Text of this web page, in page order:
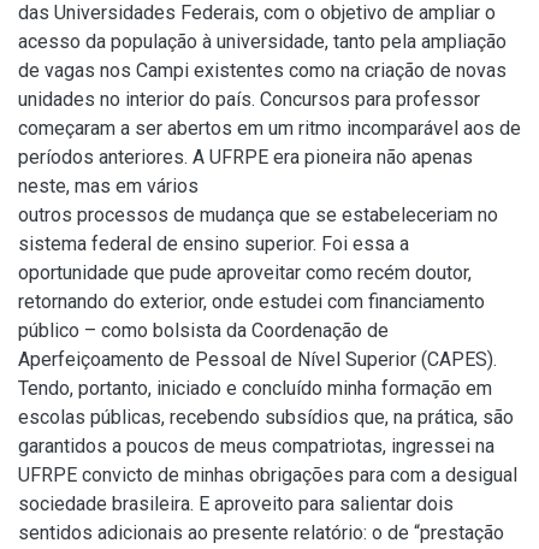
das Universidades Federais, com o objetivo de ampliar o
acesso da população à universidade, tanto pela ampliação
de vagas nos Campi existentes como na criação de novas
unidades no interior do país. Concursos para professor
começaram a ser abertos em um ritmo incomparável aos de
períodos anteriores. A UFRPE era pioneira não apenas
neste, mas em vários
outros processos de mudança que se estabeleceriam no
sistema federal de ensino superior. Foi essa a
oportunidade que pude aproveitar como recém doutor,
retornando do exterior, onde estudei com financiamento
público – como bolsista da Coordenação de
Aperfeiçoamento de Pessoal de Nível Superior (CAPES).
Tendo, portanto, iniciado e concluído minha formação em
escolas públicas, recebendo subsídios que, na prática, são
garantidos a poucos de meus compatriotas, ingressei na
UFRPE convicto de minhas obrigações para com a desigual
sociedade brasileira. E aproveito para salientar dois
sentidos adicionais ao presente relatório: o de “prestação